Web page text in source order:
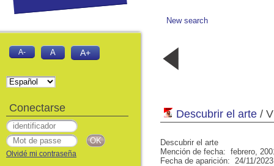
New search
Descubrir el arte /
Descubrir el arte
Mención de fecha: febrero,
Fecha de aparición: 24/11/2023
A- A A+
Conectarse
Olvidé mi contraseña